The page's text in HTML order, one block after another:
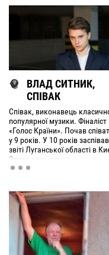
ВЛАД СИТНИК,
СПІВАК
Співак, виконавець
популярної музики.
«Голос Країни». Почав
у 9 років. У 10 років
звіті Луганської області в
З того часу, почав
співпрацювати з симфонічним